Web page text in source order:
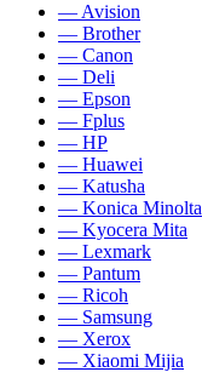
— Avision
— Brother
— Canon
— Deli
— Epson
— Fplus
— HP
— Huawei
— Katusha
— Konica Minolta
— Kyocera Mita
— Lexmark
— Pantum
— Ricoh
— Samsung
— Xerox
— Xiaomi Mijia